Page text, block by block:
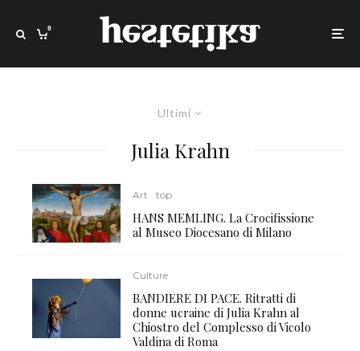
0
Ultimi
Julia Krahn
Art top
HANS MEMLING. La Crocifissione
al Museo Diocesano di Milano
Culture
BANDIERE DI PACE. Ritratti di
donne ucraine di Julia Krahn al
Chiostro del Complesso di Vicolo
Valdina di Roma